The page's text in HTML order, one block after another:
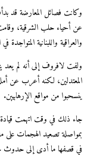
وكانت فصائل المعارضة قد
عن أحياء حلب الشرقية، وقامت
والعراقية واللبنانية
ولفت لافروف إلى أنه لم يعد
المعتدلين، لكنه أعرب عن
ينسحبوا من مواقع الإرهابيين.
جاء ذلك في وقت اتهمت قيادة
بمواصلة تصعيد الهجمات على
في قصفها ما أدى إلى حدوث